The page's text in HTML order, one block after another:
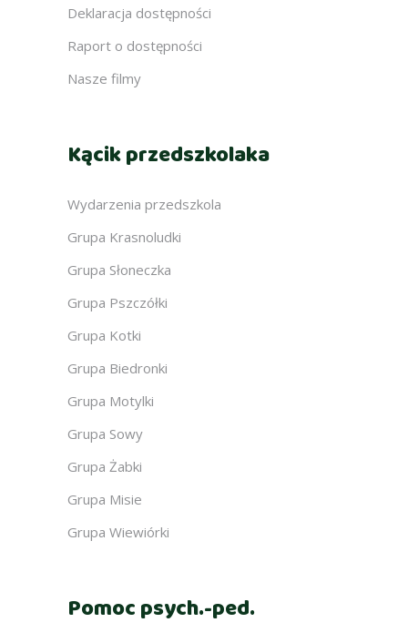
Deklaracja dostępności
Raport o dostępności
Nasze filmy
Kącik przedszkolaka
Wydarzenia przedszkola
Grupa Krasnoludki
Grupa Słoneczka
Grupa Pszczółki
Grupa Kotki
Grupa Biedronki
Grupa Motylki
Grupa Sowy
Grupa Żabki
Grupa Misie
Grupa Wiewiórki
Pomoc psych.-ped.